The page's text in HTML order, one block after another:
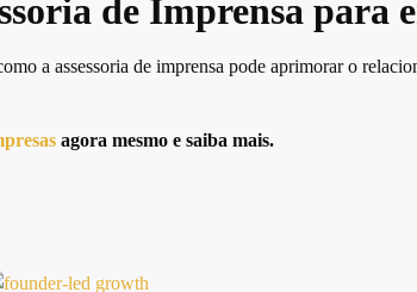
de Imprensa para
a assessoria de imprensa pode aprimorar o
agora mesmo e saiba mais.